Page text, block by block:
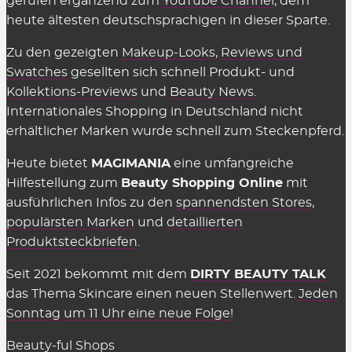
in den Shops selbst muss man nichts dafür
genannte Einschränkungen wie der
Mindestbestellwert oder shop-individuelle
Ausnahmen.
Wir können die Übersicht anbieten und täglich
vermittelte Verkäufe eine Provision zahlen,
insofern einige Kriterien eingehalten werden.
Diese Kosten sind Teil des üblichen Marketing-
Budgets und werden nicht auf den Preis
aufgeschlagen (Stichwort: Affiliate-Marketing).
Gelten Rabattcodes für alles in den
Beauty Shops?
Fast.Gutscheinkarten, Bücher, Magazine sowie
heute ältesten deutschsprachigen in dieser Sparte.
Zu den gezeigten Makeup-Looks, Reviews und
Swatches gesellten sich schnell Produkt- und
Kollektions-Previews und Beauty News.
Internationales Shopping in Deutschland nicht
erhältlicher Marken wurde schnell zum Steckenpferd.
Heute bietet MAGIMANIAeine umfangreiche
Hilfestellung zum Beauty Shopping Online mit
ausführlichen Infos zu den spannendsten Stores,
populärsten Marken und detaillierten
Produktsteckbriefen.
Seit 2021 bekommt mit dem DIRTY BEAUTY TALK
das Thema Skincare einen neuen Stellenwert. Jeden
Sonntag um 11 Uhr eine neue Folge!
Beauty-ful Shops